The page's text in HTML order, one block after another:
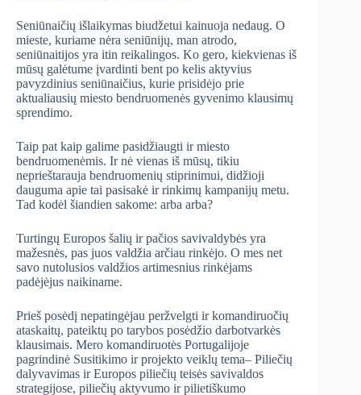
Seniūnaičių išlaikymas biudžetui kainuoja nedaug. O
mieste, kuriame nėra seniūnijų, man atrodo,
seniūnaitijos yra itin reikalingos. Ko gero, kiekvienas iš
mūsų galėtume įvardinti bent po kelis aktyvius
pavyzdinius seniūnaičius, kurie prisidėjo prie
aktualiausių miesto bendruomenės gyvenimo klausimų
sprendimo.
Taip pat kaip galime pasidžiaugti ir miesto
bendruomenėmis. Ir nė vienas iš mūsų, tikiu
neprieštarauja bendruomenių stiprinimui, didžioji
dauguma apie tai pasisakė ir rinkimų kampanijų metu.
Tad kodėl šiandien sakome: arba arba?
Turtingų Europos šalių ir pačios savivaldybės yra
mažesnės, pas juos valdžia arčiau rinkėjo. O mes net
savo nutolusios valdžios artimesnius rinkėjams
padėjėjus naikiname.
Prieš posėdį nepatingėjau peržvelgti ir komandiruočių
ataskaitų, pateiktų po tarybos posėdžio darbotvarkės
klausimais. Mero komandiruotės Portugalijoje
pagrindinė Susitikimo ir projekto veiklų tema– Piliečių
dalyvavimas ir Europos piliečių teisės savivaldos
strategijose, piliečių aktyvumo ir pilietiškumo